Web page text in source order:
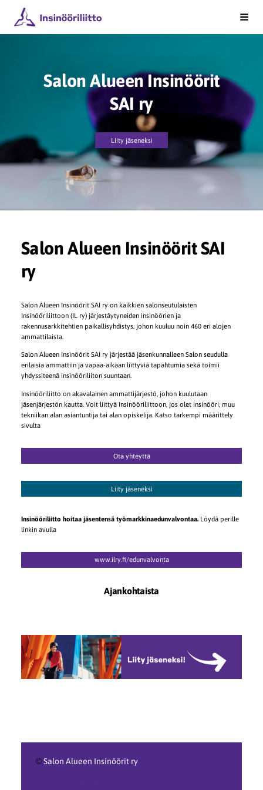
sivunSalon Alueen Insinöörit ry
Salon Alueen Insinöörit
SAI ry
Liity jäseneksi
Salon Alueen Insinöörit SAI
ry
Salon Alueen Insinöörit SAI ry on kaikkien salonseutulaisten
Insinööriliittoon (IL ry) järjestäytyneiden insinöörien ja
rakennusarkkitehtien paikallisyhdistys, johon kuuluu noin 460 eri alojen
ammattilaista.
Salon Alueen Insinöörit SAI ry järjestää jäsenkunnalleen Salon seudulla
erilaisia ammattiin ja vapaa-aikaan liittyviä tapahtumia sekä toimii
yhdyssiteenä insinööriliiton suuntaan.
Insinööriliitto on akavalainen ammattijärjestö, johon kuulutaan
jäsenjärjestön kautta. Voit liittyä Insinööriliittoon, jos olet insinööri, muu
tekniikan alan asiantuntija tai alan opiskelija. Katso tarkempi määrittely
sivulta
Ota yhteyttä
Liity jäseneksi
Insinööriliitto hoitaa jäsentensä työmarkkinaedunvalvontaa.⁠⁠⁠⁠⁠⁠⁠ Löydä perille
linkin avulla
www.ilry.fi/edunvalvonta
Ajankohtaista
©Salon Alueen Insinöörit ry